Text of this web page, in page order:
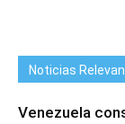
Noticias
Venezuela